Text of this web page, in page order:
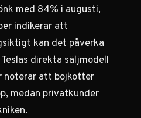
med 84% i augusti,
indikerar att
kan det påverka
direkta säljmodell
noterar att bojkotter
medan privatkunder